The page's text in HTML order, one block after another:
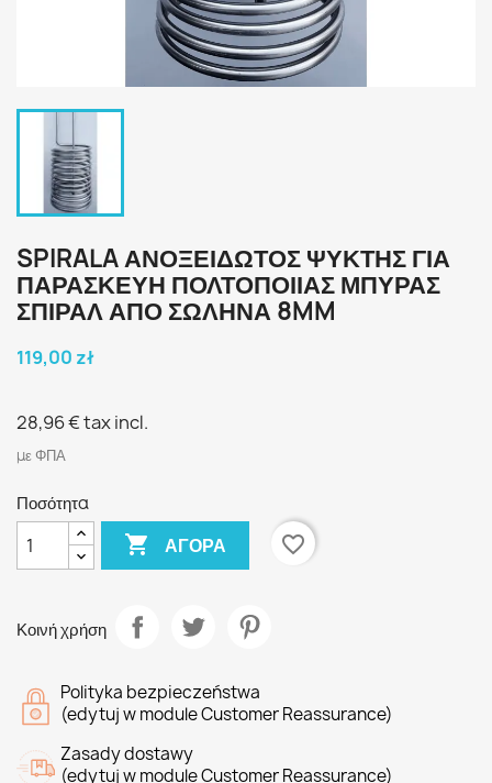
SPIRALA ΑΝΟΞΕΊΔΩΤΟΣ ΨΎΚΤΗΣ ΓΙΑ
ΠΑΡΑΣΚΕΥΉ ΠΟΛΤΟΠΟΙΊΑΣ ΜΠΎΡΑΣ
ΣΠΙΡΆΛ ΑΠΌ ΣΩΛΉΝΑ 8MM
119,00 zł
28,96 €tax incl.
με ΦΠΑ
Ποσότητα
 ΑΓΟΡΆ favorite_border
Κοινή χρήση
Polityka bezpieczeństwa
(edytuj w module Customer Reassurance)
Zasady dostawy
(edytuj w module Customer Reassurance)